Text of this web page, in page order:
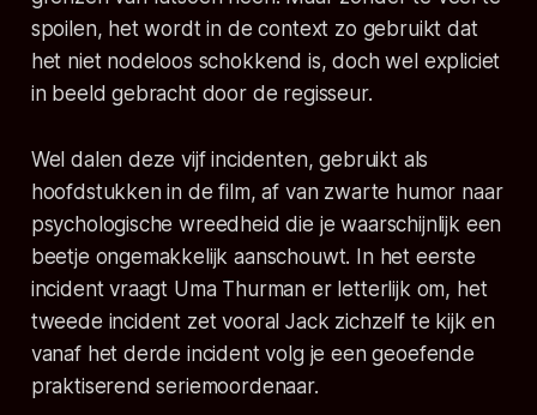
spoilen, het wordt in de context zo gebruikt dat
het niet nodeloos schokkend is, doch wel expliciet
in beeld gebracht door de regisseur.
Wel dalen deze vijf incidenten, gebruikt als
hoofdstukken in de film, af van zwarte humor naar
psychologische wreedheid die je waarschijnlijk een
beetje ongemakkelijk aanschouwt. In het eerste
incident vraagt Uma Thurman er letterlijk om, het
tweede incident zet vooral Jack zichzelf te kijk en
vanaf het derde incident volg je een geoefende
praktiserend seriemoordenaar.